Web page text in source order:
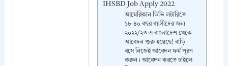
IHSBD Job Apply 2022
আমেরিকান ডিভি লটারিতে
১৮-৪০ বছর বয়সীদের জন্য
২০২২/২৩ এ বাংলাদেশ থেকে
আবেদন শুরু হয়েছে! বাড়ি
বসে নিজেই আবেদন ফর্ম পূরণ
করুন। আবেদন করতে চাইলে